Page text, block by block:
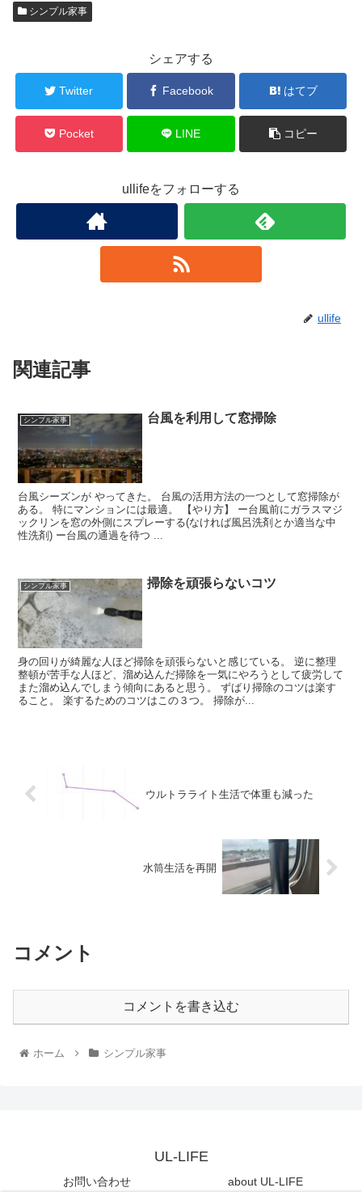
シンプル家事
シェアする
Twitter Facebook はてブ
Pocket LINE コピー
ullifeをフォローする
ullife
関連記事
シンプル家事 台風を利用して窓掃除
台風シーズンが やってきた。 台風の活用方法の一つとして窓掃除が
ある。 特にマンションには最適。 【やり方】 ー台風前にガラスマジ
ックリンを窓の外側にスプレーする(なければ風呂洗剤とか適当な中
性洗剤) ー台風の通過を待つ ...
シンプル家事 掃除を頑張らないコツ
身の回りが綺麗な人ほど掃除を頑張らないと感じている。 逆に整理
整頓が苦手な人ほど、溜め込んだ掃除を一気にやろうとして疲労して
また溜め込んでしまう傾向にあると思う。 ずばり掃除のコツは楽す
ること。 楽するためのコツはこの３つ。 掃除が...
ウルトラライト生活で体重も減った
水筒生活を再開
コメント
コメントを書き込む
ホーム シンプル家事
UL-LIFE
お問い合わせ about UL-LIFE